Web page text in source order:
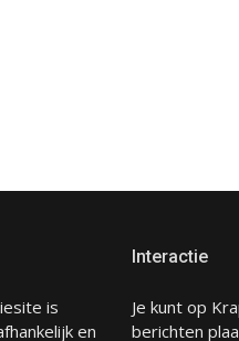
is
en
Interactie
Je kunt op
berichten